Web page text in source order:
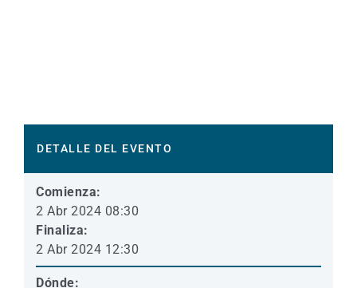
DETALLE DEL EVENTO
Comienza:
2 Abr 2024 08:30
Finaliza:
2 Abr 2024 12:30
Dónde: